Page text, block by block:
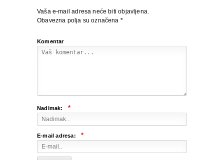
Vaša e-mail adresa neće biti objavljena.
Obavezna polja su označena *
Komentar
Nadimak: *
E-mail adresa: *